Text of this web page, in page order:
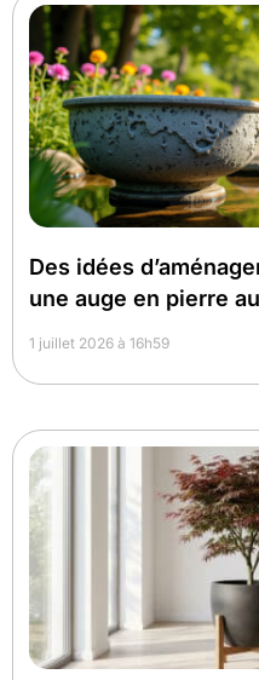
Des idées
une auge en pierre
1 juillet 2026 à 16h59